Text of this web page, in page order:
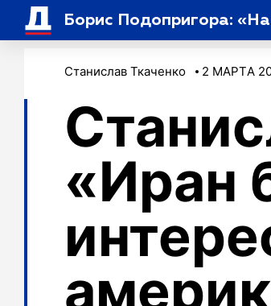
Борис Подопригора:
Станислав Ткаченко 2 МАРТA
«Иран